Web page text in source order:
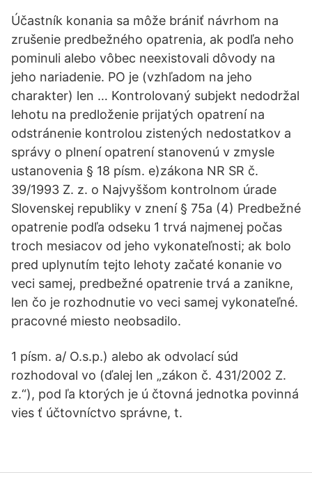
Účastník konania sa môže brániť návrhom na
zrušenie predbežného opatrenia, ak podľa neho
pominuli alebo vôbec neexistovali dôvody na
jeho nariadenie. PO je (vzhľadom na jeho
charakter) len … Kontrolovaný subjekt nedodržal
lehotu na predloženie prijatých opatrení na
odstránenie kontrolou zistených nedostatkov a
správy o plnení opatrení stanovenú v zmysle
ustanovenia § 18 písm. e)zákona NR SR č.
39/1993 Z. z. o Najvyššom kontrolnom úrade
Slovenskej republiky v znení § 75a (4) Predbežné
opatrenie podľa odseku 1 trvá najmenej počas
troch mesiacov od jeho vykonateľnosti; ak bolo
pred uplynutím tejto lehoty začaté konanie vo
veci samej, predbežné opatrenie trvá a zanikne,
len čo je rozhodnutie vo veci samej vykonateľné.
pracovné miesto neobsadilo.
1 písm. a/ O.s.p.) alebo ak odvolací súd
rozhodoval vo (ďalej len „zákon č. 431/2002 Z.
z.“), pod ľa ktorých je ú čtovná jednotka povinná
vies ť účtovníctvo správne, t.